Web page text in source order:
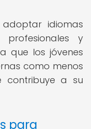
idiomas
profesionales y
que los jóvenes
como menos
contribuye a su
para